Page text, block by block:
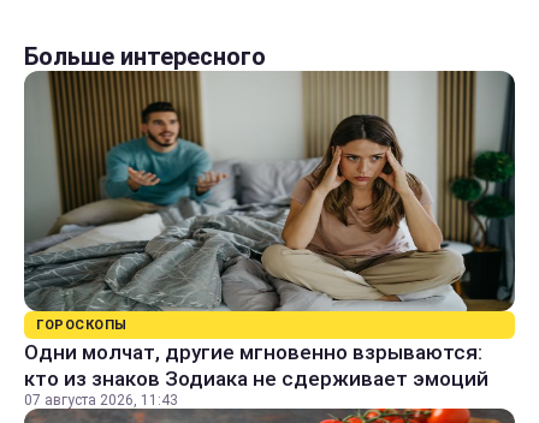
Больше интересного
ГОРОСКОПЫ
Одни молчат, другие мгновенно взрываются:
кто из знаков Зодиака не сдерживает эмоций
07 августа 2026, 11:43